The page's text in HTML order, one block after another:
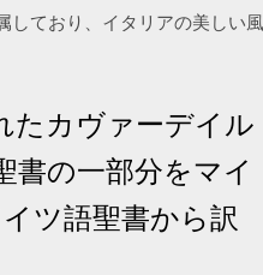
しており、イタリアの美しい風
たカヴァーデイル
書の一部分をマイ
ツ語聖書から訳